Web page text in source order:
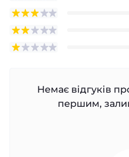
Немає відгуків
першим,